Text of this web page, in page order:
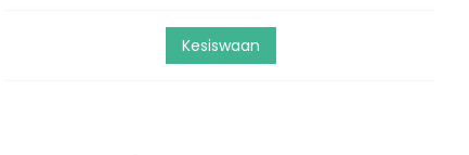
Kesiswaan